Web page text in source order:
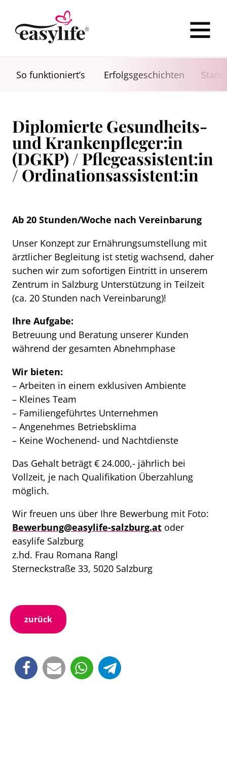
So funktioniert’s Erfolgsgeschichten
Diplomierte Gesundheits-
und Krankenpfleger:in
(DGKP) / Pflegeassistent:in
/ Ordinationsassistent:in
Ab 20 Stunden/Woche nach Vereinbarung
Unser Konzept zur Ernährungsumstellung mit
ärztlicher Begleitung ist stetig wachsend, daher
suchen wir zum sofortigen Eintritt in unserem
Zentrum in Salzburg Unterstützung in Teilzeit
(ca. 20 Stunden nach Vereinbarung)!
Ihre Aufgabe:
Betreuung und Beratung unserer Kunden
während der gesamten Abnehmphase
Wir bieten:
– Arbeiten in einem exklusiven Ambiente
– Kleines Team
– Familiengeführtes Unternehmen
– Angenehmes Betriebsklima
– Keine Wochenend- und Nachtdienste
Das Gehalt beträgt € 24.000,- jährlich bei
Vollzeit, je nach Qualifikation Überzahlung
möglich.
Wir freuen uns über Ihre Bewerbung mit Foto:
Bewerbung@easylife-salzburg.at oder
easylife Salzburg
z.hd. Frau Romana Rangl
Sterneckstraße 33, 5020 Salzburg
zurück